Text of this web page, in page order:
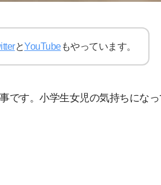
とYouTubeもやっています。
です。小学生女児の気持ちになっ